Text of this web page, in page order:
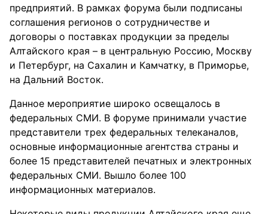
предприятий. В рамках форума были подписаны
соглашения регионов о сотрудничестве и
договоры о поставках продукции за пределы
Алтайского края – в центральную Россию, Москву
и Петербург, на Сахалин и Камчатку, в Приморье,
на Дальний Восток.
Данное мероприятие широко освещалось в
федеральных СМИ. В форуме принимали участие
представители трех федеральных телеканалов,
основные информационные агентства страны и
более 15 представителей печатных и электронных
федеральных СМИ. Вышло более 100
информационных материалов.